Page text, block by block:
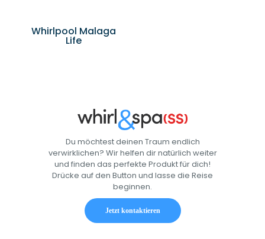
Whirlpool Malaga
Life
Du möchtest deinen Traum endlich
verwirklichen? Wir helfen dir natürlich weiter
und finden das perfekte Produkt für dich!
Drücke auf den Button und lasse die Reise
beginnen.
Jetzt kontaktieren